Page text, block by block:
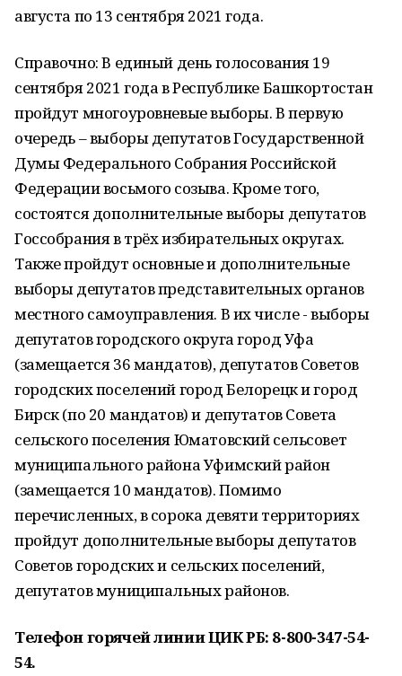
августа по 13 сентября 2021 года.
Справочно: В единый день голосования 19
сентября 2021 года в Республике Башкортостан
пройдут многоуровневые выборы. В первую
очередь – выборы депутатов Государственной
Думы Федерального Собрания Российской
Федерации восьмого созыва. Кроме того,
состоятся дополнительные выборы депутатов
Госсобрания в трёх избирательных округах.
Также пройдут основные и дополнительные
выборы депутатов представительных органов
местного самоуправления. В их числе - выборы
депутатов городского округа город Уфа
(замещается 36 мандатов), депутатов Советов
городских поселений город Белорецк и город
Бирск (по 20 мандатов) и депутатов Совета
сельского поселения Юматовский сельсовет
муниципального района Уфимский район
(замещается 10 мандатов). Помимо
перечисленных, в сорока девяти территориях
пройдут дополнительные выборы депутатов
Советов городских и сельских поселений,
депутатов муниципальных районов.
Телефон горячей линии ЦИК РБ: 8-800-347-54-
54.